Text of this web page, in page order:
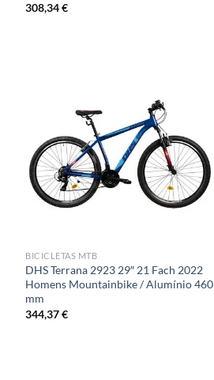
308,34€
BICICLETAS MTB
DHS Terrana 2923 29″ 21 Fach 2022
Homens Mountainbike / Alumínio 460
mm
344,37€